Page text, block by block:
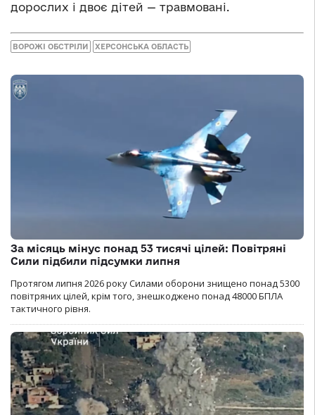
дорослих і двоє дітей — травмовані.
ВОРОЖІ ОБСТРІЛИ ХЕРСОНСЬКА ОБЛАСТЬ
За місяць мінус понад 53 тисячі цілей: Повітряні
Сили підбили підсумки липня
Протягом липня 2026 року Cилами оборони знищено понад 5300
повітряних цілей, крім того, знешкоджено понад 48000 БПЛА
тактичного рівня.